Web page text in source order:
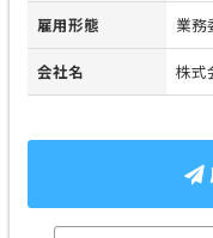
雇用形態 業務
会社名 株式